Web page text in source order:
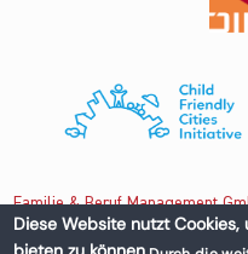
Familie & Beruf Management
Diese Website nutzt